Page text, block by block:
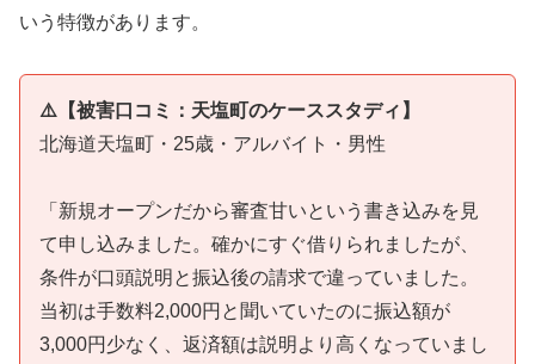
いう特徴があります。
⚠️【被害口コミ：天塩町のケーススタディ】
北海道天塩町・25歳・アルバイト・男性
「新規オープンだから審査甘いという書き込みを見
て申し込みました。確かにすぐ借りられましたが、
条件が口頭説明と振込後の請求で違っていました。
当初は手数料2,000円と聞いていたのに振込額が
3,000円少なく、返済額は説明より高くなっていまし